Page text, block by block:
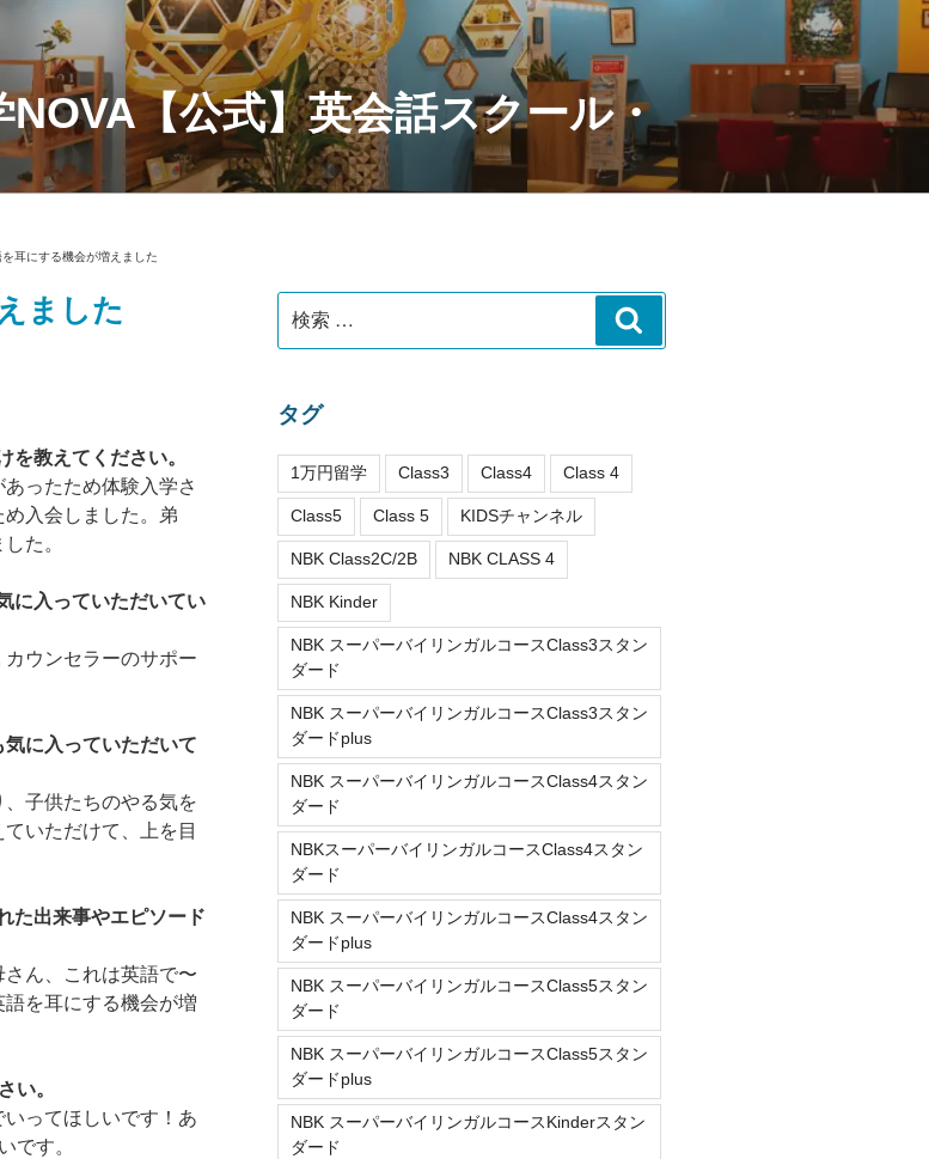
【公式】英会話スクール・
耳にする機会が増えました
ました
教えてください。
ったため体験入学さ
入会しました。弟
た。
に入っていただいてい
ウンセラーのサポー
に入っていただいて
子供たちのやる気を
いただけて、上を目
た出来事やエピソード
ん、これは英語で〜
を耳にする機会が増
い。
ってほしいです！あ
です。
索:
索
タグ
1万円留学 Class3 Class4 Class 4
Class5 Class 5 KIDSチャンネル
NBK Class2C/2B NBK CLASS 4
NBK Kinder
NBK スーパーバイリンガルコースClass3スタン
ダード
NBK スーパーバイリンガルコースClass3スタン
ダードplus
NBK スーパーバイリンガルコースClass4スタン
ダード
NBKスーパーバイリンガルコースClass4スタン
ダード
NBK スーパーバイリンガルコースClass4スタン
ダードplus
NBK スーパーバイリンガルコースClass5スタン
ダード
NBK スーパーバイリンガルコースClass5スタン
ダードplus
NBK スーパーバイリンガルコースKinderスタン
ダード